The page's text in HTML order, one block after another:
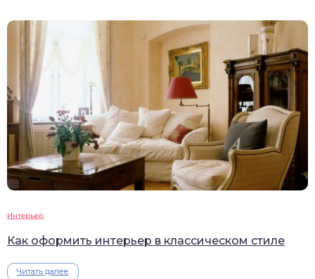
Интерьер
Как оформить интерьер в классическом стиле
Читать далее